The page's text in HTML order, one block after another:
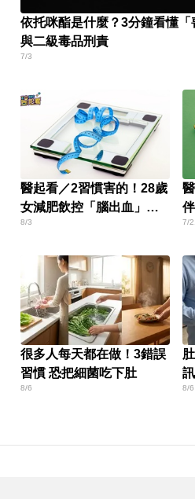
依托咪酯是什麼？3分鐘看懂
與二級毒品刑責
7/3
醫起看／2習慣害的！28歲
女減肥飲控「腦出血」猝
死
8/3 7/
很多人每天都在做！3錯誤
習慣 恐把細菌吃下肚
8/6 8/6